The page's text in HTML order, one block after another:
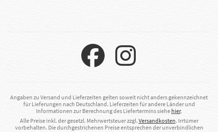
Angaben zu Versand und Lieferzeiten gelten soweit nicht anders gekennzeichnet
für Lieferungen nach Deutschland. Lieferzeiten für andere Länder und
Informationen zur Berechnung des Liefertermins siehe hier.
Alle Preise inkl. der gesetzl. Mehrwertsteuer zzgl. Versandkosten. Irrtümer
vorbehalten. Die durchgestrichenen Preise entsprechen der unverbindlichen